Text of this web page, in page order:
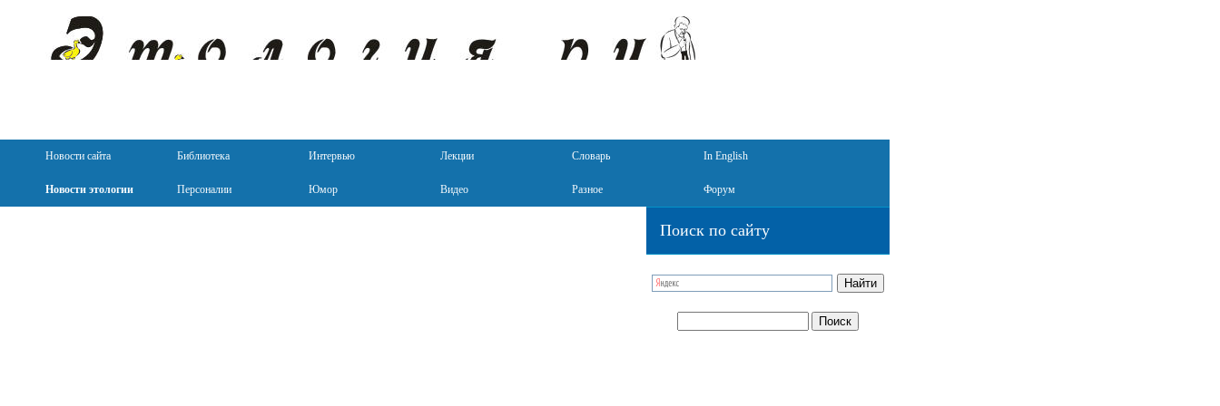
Новости сайта Библиотека Интервью Лекции Словарь In English
Новости этологии Персоналии Юмор Видео Разное Форум
Поиск по сайту